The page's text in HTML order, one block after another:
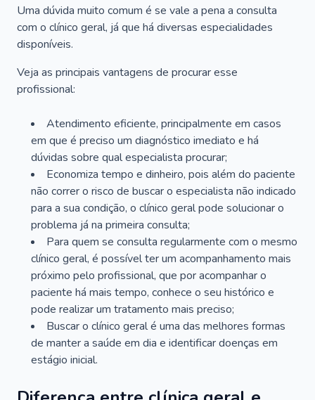
Uma dúvida muito comum é se vale a pena a consulta
com o clínico geral, já que há diversas especialidades
disponíveis.
Veja as principais vantagens de procurar esse
profissional:
Atendimento eficiente, principalmente em casos
em que é preciso um diagnóstico imediato e há
dúvidas sobre qual especialista procurar;
Economiza tempo e dinheiro, pois além do paciente
não correr o risco de buscar o especialista não indicado
para a sua condição, o clínico geral pode solucionar o
problema já na primeira consulta;
Para quem se consulta regularmente com o mesmo
clínico geral, é possível ter um acompanhamento mais
próximo pelo profissional, que por acompanhar o
paciente há mais tempo, conhece o seu histórico e
pode realizar um tratamento mais preciso;
Buscar o clínico geral é uma das melhores formas
de manter a saúde em dia e identificar doenças em
estágio inicial.